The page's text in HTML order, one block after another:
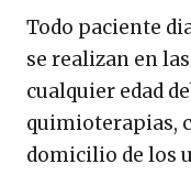
Todo paciente
se realizan en
cualquier edad
quimioterapias,
domicilio de los